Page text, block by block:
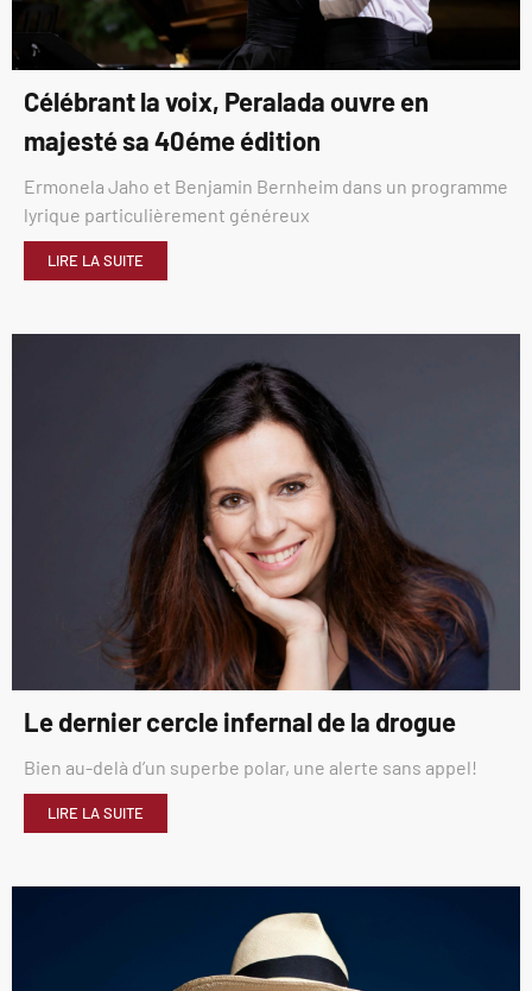
Célébrant la voix, Peralada ouvre en
majesté sa 40éme édition
Ermonela Jaho et Benjamin Bernheim dans un programme
lyrique particulièrement généreux
LIRE LA SUITE
Le dernier cercle infernal de la drogue
Bien au-delà d’un superbe polar, une alerte sans appel!
LIRE LA SUITE